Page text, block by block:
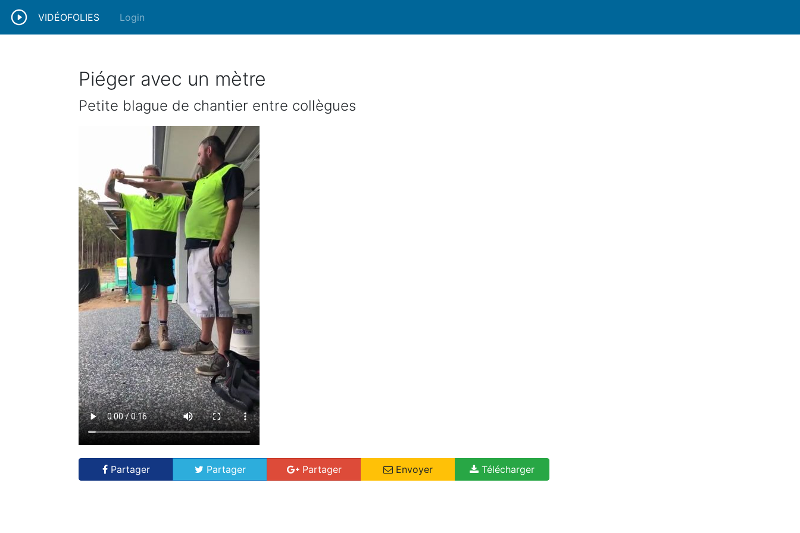
VIDÉOFOLIES Login
Piéger avec un mètre
Petite blague de chantier entre collègues
Partager Partager Partager Envoyer Télécharger